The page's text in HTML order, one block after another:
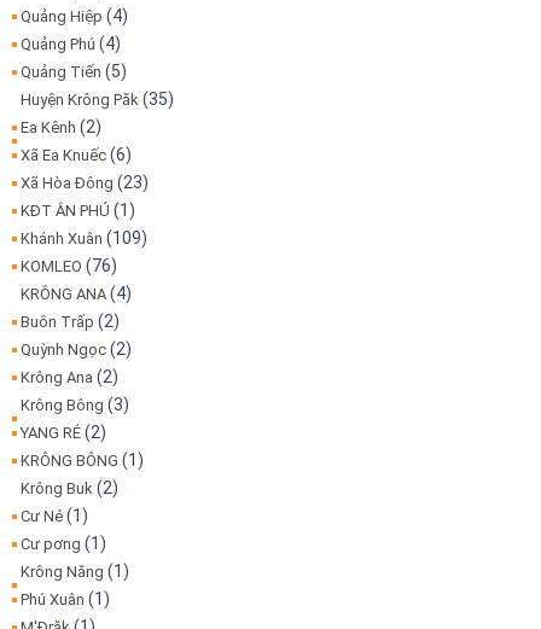
Quảng Hiệp (4)
Quảng Phú (4)
Quảng Tiến (5)
Huyện Krông Păk (35)
Ea Kênh (2)
Xã Ea Knuếc (6)
Xã Hòa Đông (23)
KĐT ÂN PHÚ (1)
Khánh Xuân (109)
KOMLEO (76)
KRÔNG ANA (4)
Buôn Trấp (2)
Quỳnh Ngọc (2)
Krông Ana (2)
Krông Bông (3)
YANG RÉ (2)
KRÔNG BÔNG (1)
Krông Buk (2)
Cư Né (1)
Cư pơng (1)
Krông Năng (1)
Phú Xuân (1)